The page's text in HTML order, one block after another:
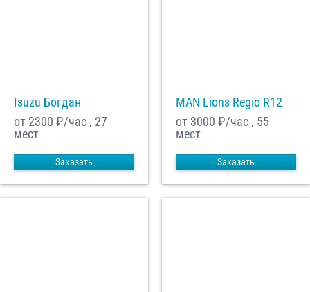
Isuzu Богдан
от 2300 ₽/час , 27
мест
Заказать
MAN Lions Regio R12
от 3000 ₽/час , 55
мест
Заказать